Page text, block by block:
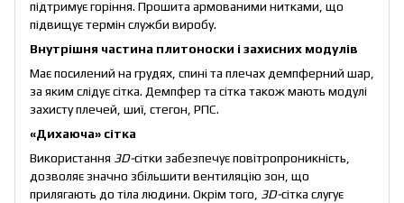
підтримує горіння. Прошита армованими нитками, що
підвищує термін служби виробу.
Внутрішня частина плитоноски і захисних модулів
Має посилений на грудях, спині та плечах демпферний шар,
за яким слідує сітка. Демпфер та сітка також мають модулі
захисту плечей, шиї, стегон, РПС.
«Дихаюча» сітка
Використання 3D-сітки забезпечує повітропроникність,
дозволяє значно збільшити вентиляцію зон, що
прилягають до тіла людини. Окрім того, 3D-сітка слугує